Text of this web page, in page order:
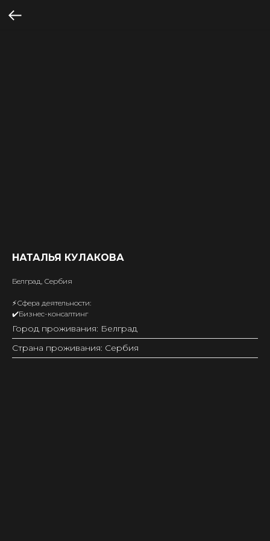
НАТАЛЬЯ КУЛАКОВА
Белград, Сербия
⚡️Сфера деятельности:
✔️Бизнес-консалтинг
Город проживания: Белград
Страна проживания: Сербия